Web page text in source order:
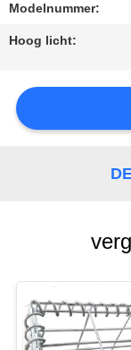
NIEUWS
Modelnummer:
Hoog licht: